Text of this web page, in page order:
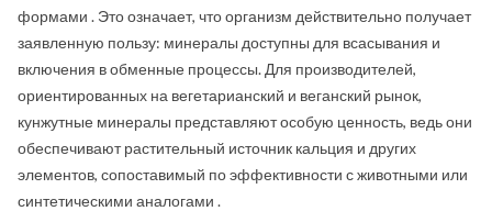
формами . Это означает, что организм действительно получает
заявленную пользу: минералы доступны для всасывания и
включения в обменные процессы. Для производителей,
ориентированных на вегетарианский и веганский рынок,
кунжутные минералы представляют особую ценность, ведь они
обеспечивают растительный источник кальция и других
элементов, сопоставимый по эффективности с животными или
синтетическими аналогами .